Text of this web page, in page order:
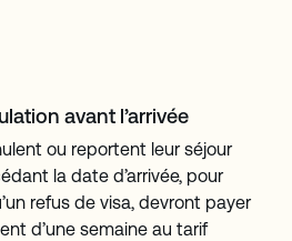
avant l’arrivée
ou reportent leur séjour
la date d’arrivée, pour
refus de visa, devront payer
d’une semaine au tarif